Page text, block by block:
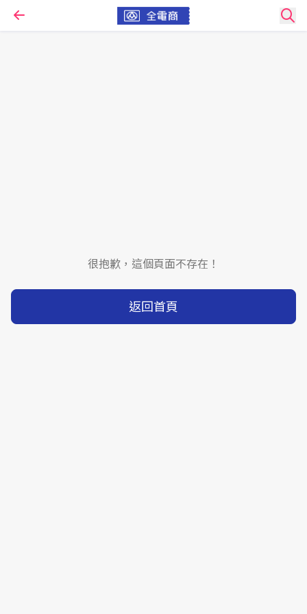
很抱歉，這個頁面不存在！
返回首頁